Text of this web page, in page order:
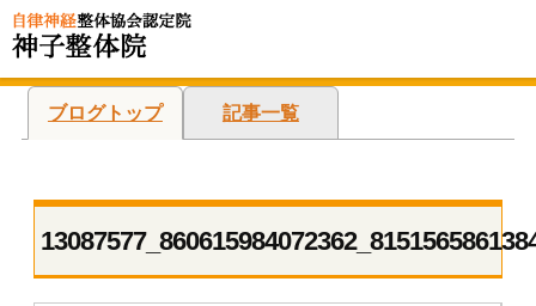
ブログトップ 記事一覧